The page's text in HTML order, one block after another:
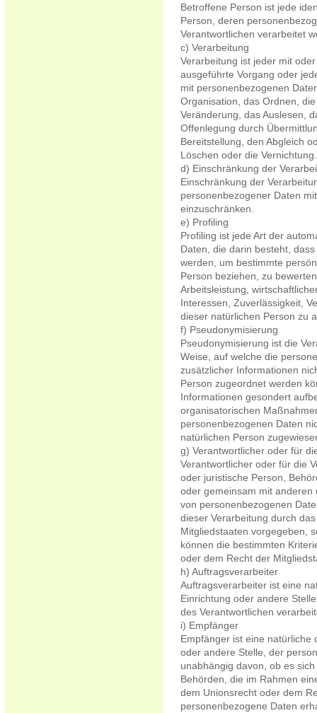
Betroffene Person ist jede
Person, deren
Verantwortlichen verarbeitet
c) Verarbeitung
Verarbeitung ist jeder mit
ausgeführte Vorgang oder
mit personenbezogenen
Organisation, das Ordnen,
Veränderung, das Auslesen,
Offenlegung durch
Bereitstellung, den Abgleich
Löschen oder die Vernichtung.
d) Einschränkung der
Einschränkung der
personenbezogener Daten
einzuschränken.
e) Profiling
Profiling ist jede Art der
Daten, die darin besteht,
werden, um bestimmte
Person beziehen, zu
Arbeitsleistung,
Interessen, Zuverlässigkeit,
dieser natürlichen Person zu
f) Pseudonymisierung
Pseudonymisierung ist die
Weise, auf welche die
zusätzlicher Informationen
Person zugeordnet werden
Informationen gesondert
organisatorischen
personenbezogenen Daten
natürlichen Person
g) Verantwortlicher oder für
Verantwortlicher oder für die
oder juristische Person,
oder gemeinsam mit
von personenbezogenen
dieser Verarbeitung durch
Mitgliedstaaten vorgegeben,
können die bestimmten
oder dem Recht der
h) Auftragsverarbeiter
Auftragsverarbeiter ist eine
Einrichtung oder andere
des Verantwortlichen
i) Empfänger
Empfänger ist eine natürliche
oder andere Stelle, der
unabhängig davon, ob es
Behörden, die im Rahmen
dem Unionsrecht oder dem
personenbezogene Daten